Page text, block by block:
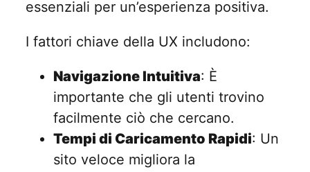
essenziali per un’esperienza positiva.
I fattori chiave della UX includono:
Navigazione Intuitiva: È
importante che gli utenti trovino
facilmente ciò che cercano.
Tempi di Caricamento Rapidi: Un
sito veloce migliora la